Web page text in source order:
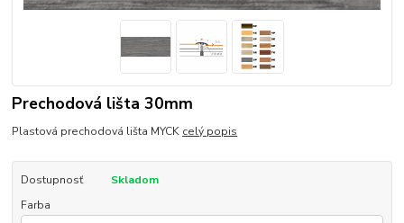
Prechodová lišta 30mm
Plastová prechodová lišta MYCK celý popis
Dostupnosť
Skladom
Farba